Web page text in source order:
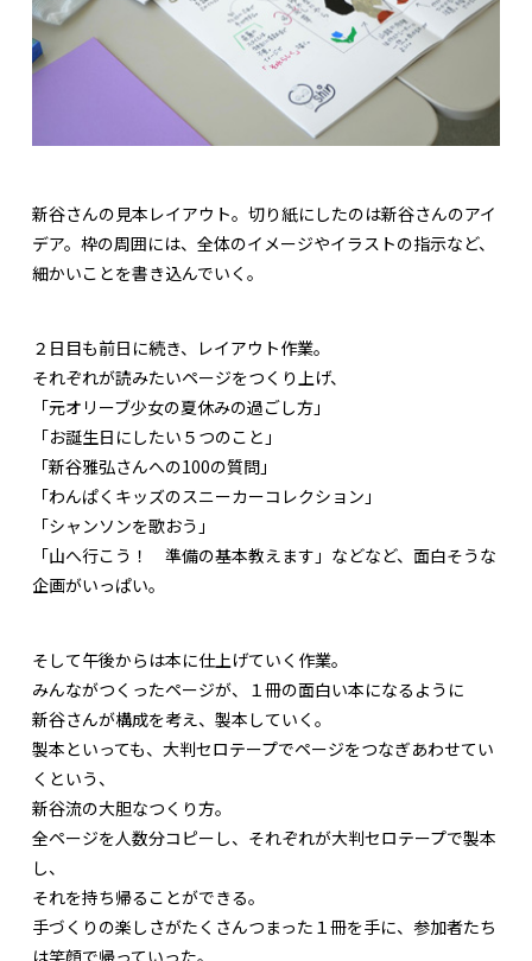
新谷さんの見本レイアウト。切り紙にしたのは新谷さんのアイ
デア。枠の周囲には、全体のイメージやイラストの指示など、
細かいことを書き込んでいく。
２日目も前日に続き、レイアウト作業。
それぞれが読みたいページをつくり上げ、
「元オリーブ少女の夏休みの過ごし方」
「お誕生日にしたい５つのこと」
「新谷雅弘さんへの100の質問」
「わんぱくキッズのスニーカーコレクション」
「シャンソンを歌おう」
「山へ行こう！ 準備の基本教えます」などなど、面白そうな
企画がいっぱい。
そして午後からは本に仕上げていく作業。
みんながつくったページが、１冊の面白い本になるように
新谷さんが構成を考え、製本していく。
製本といっても、大判セロテープでページをつなぎあわせてい
くという、
新谷流の大胆なつくり方。
全ページを人数分コピーし、それぞれが大判セロテープで製本
し、
それを持ち帰ることができる。
手づくりの楽しさがたくさんつまった１冊を手に、参加者たち
は笑顔で帰っていった。